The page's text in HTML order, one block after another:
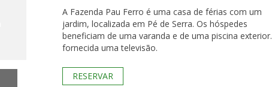
A Fazenda Pau Ferro é uma casa de férias com um
jardim, localizada em Pé de Serra. Os hóspedes
beneficiam de uma varanda e de uma piscina exterior. É
fornecida uma televisão.
RESERVAR